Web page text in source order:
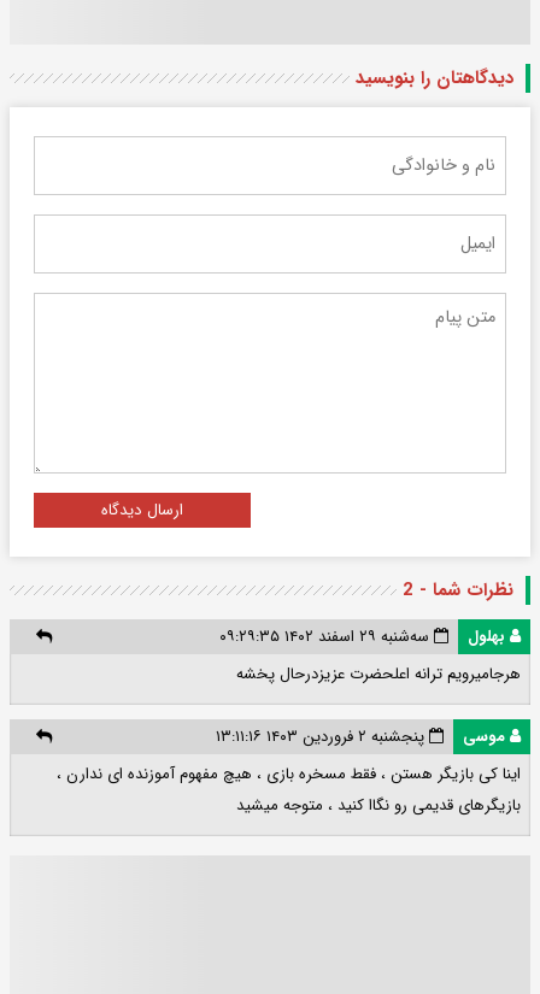
دیدگاهتان را بنویسید
ارسال دیدگاه
نظرات شما - 2
بهلول
سه‌شنبه ۲۹ اسفند ۱۴۰۲ ۰۹:۲۹:۳۵
هرجاميرويم ترانه اعلحضرت عزيزدرحال پخشه
موسی
پنجشنبه ۲ فروردین ۱۴۰۳ ۱۳:۱۱:۱۶
اینا کی بازیگر هستن ، فقط مسخره بازی ، هیچ مفهوم آموزنده ای ندارن ،
بازیگرهای قدیمی رو نگاا کنید ، متوجه میشید